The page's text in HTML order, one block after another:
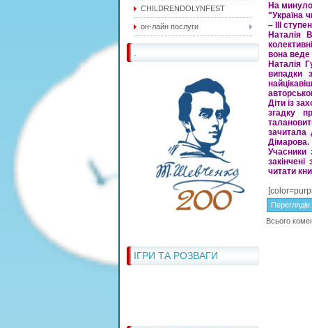
CHILDRENDOLYNFEST
он-лайн послуги
ІГРИ ТА РОЗВАГИ
На
"Україна
– III
Наталія
вона веде
Наталія
випадки
Діти із
згадку
зачитала
Дімарова.
Учасники
читати
Переглядів
Всього